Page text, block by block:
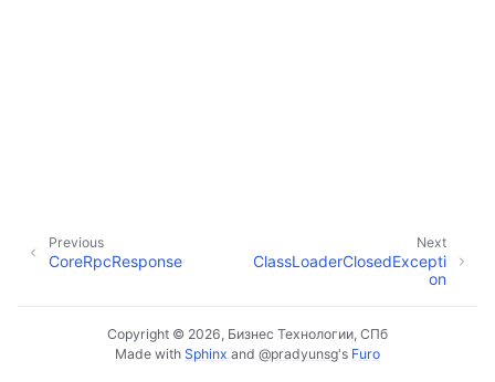
Next
ClassLoaderClosedExcepti
on
Previous
CoreRpcResponse
Copyright © 2026, Бизнес Технологии, СПб
Made with Sphinx and @pradyunsg's Furo